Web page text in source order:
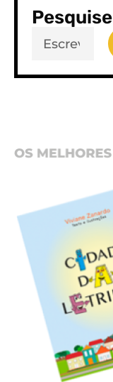
Pesquise